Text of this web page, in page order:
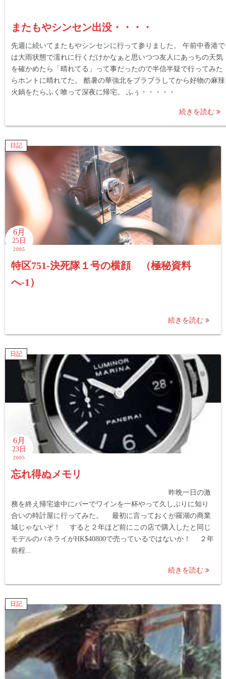
またもやシンセン出没・・・・
先週に続いてまたもやシンセンに行って参りました。 午前中香港で
は大雨状態で濡れに行くだけかなぁと思いつつ友人にあっちの天気
を確かめたら「晴れてる」って事だったので半信半疑で行ってみた
らホントに晴れてた。 酷暑の華強北をブラブラしてから好物の麻辣
火鍋をたらふく喰って深夜に帰宅。 ふぅ・・・・・
続きを読む
日記
6月
25日
2005
特区751-決死隊１号の横顔 （極秘資料
へ-1）
続きを読む
日記
6月
23日
2005
忘れ得ぬメモリ
昨晩一日の激
務を終え帰宅途中にバーでワインを一杯やって久しぶりに知り
合いの時計屋に行ってみた。 最初に言っておくが羅湖の商業
城じゃないぞ！ すると２年ほど前にこの店で購入したと同じ
モデルのパネライがHK$40800で売っているではないか！ ２年
前程...
続きを読む
日記